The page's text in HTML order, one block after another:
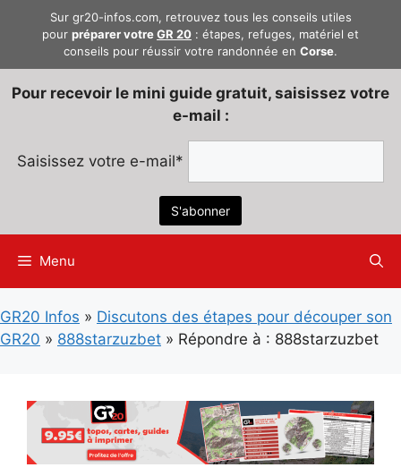
Sur gr20-infos.com, retrouvez tous les conseils utiles
pour préparer votreGR 20 : étapes, refuges, matériel et
conseils pour réussir votre randonnée en Corse.
Pour recevoir le mini guide gratuit, saisissez votre
e-mail :
Saisissez votre e-mail*
Menu
GR20 Infos » Discutons des étapes pour découper son
GR20 » 888starzuzbet » Répondre à : 888starzuzbet